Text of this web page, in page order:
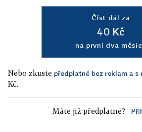
Číst dál za
40 Kč
na první dva
Nebo zkuste předplatné bez reklam a
Kč.
Máte již předplatné?